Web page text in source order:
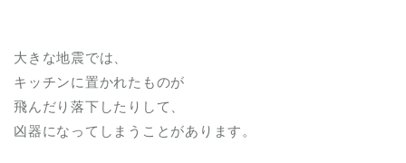
大きな地震では、
キッチンに置かれたものが
飛んだり落下したりして、
凶器になってしまうことがあります。